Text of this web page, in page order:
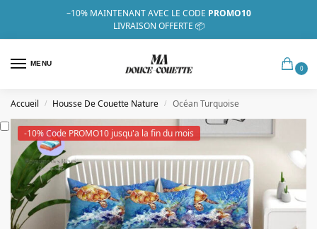
–10% MAINTENANT AVEC LE CODE PROMO10
LIVRAISON OFFERTE 📦
MENU
0
Accueil / Housse De Couette Nature / Océan Turquoise
-10% Code PROMO10 jusqu'a la fin du mois